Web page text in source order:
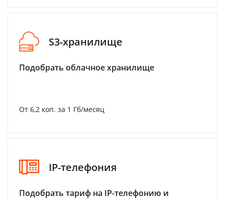
S3-хранилище
Подобрать облачное хранилище
От 6,2 коп. за 1 Гб/месяц
IP-телефония
Подобрать тариф на IP-телефонию и